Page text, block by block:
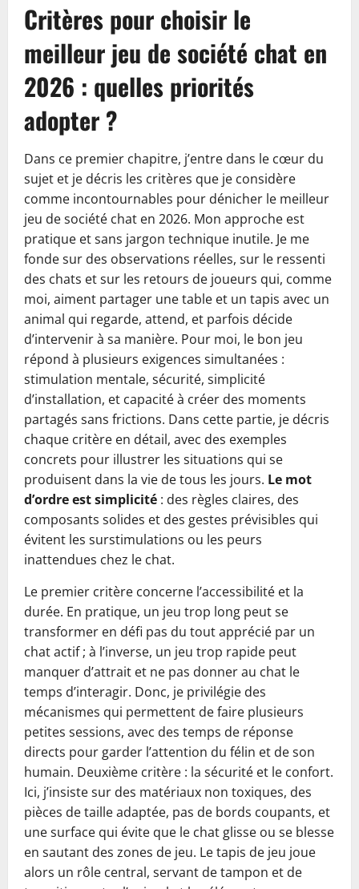
Critères pour choisir le
meilleur jeu de société chat en
2026 : quelles priorités
adopter ?
Dans ce premier chapitre, j’entre dans le cœur du
sujet et je décris les critères que je considère
comme incontournables pour dénicher le meilleur
jeu de société chat en 2026. Mon approche est
pratique et sans jargon technique inutile. Je me
fonde sur des observations réelles, sur le ressenti
des chats et sur les retours de joueurs qui, comme
moi, aiment partager une table et un tapis avec un
animal qui regarde, attend, et parfois décide
d’intervenir à sa manière. Pour moi, le bon jeu
répond à plusieurs exigences simultanées :
stimulation mentale, sécurité, simplicité
d’installation, et capacité à créer des moments
partagés sans frictions. Dans cette partie, je décris
chaque critère en détail, avec des exemples
concrets pour illustrer les situations qui se
produisent dans la vie de tous les jours. Le mot
d’ordre est simplicité : des règles claires, des
composants solides et des gestes prévisibles qui
évitent les surstimulations ou les peurs
inattendues chez le chat.
Le premier critère concerne l’accessibilité et la
durée. En pratique, un jeu trop long peut se
transformer en défi pas du tout apprécié par un
chat actif ; à l’inverse, un jeu trop rapide peut
manquer d’attrait et ne pas donner au chat le
temps d’interagir. Donc, je privilégie des
mécanismes qui permettent de faire plusieurs
petites sessions, avec des temps de réponse
directs pour garder l’attention du félin et de son
humain. Deuxième critère : la sécurité et le confort.
Ici, j’insiste sur des matériaux non toxiques, des
pièces de taille adaptée, pas de bords coupants, et
une surface qui évite que le chat glisse ou se blesse
en sautant des zones de jeu. Le tapis de jeu joue
alors un rôle central, servant de tampon et de